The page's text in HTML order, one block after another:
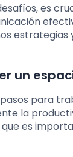
es
un
para
la
es